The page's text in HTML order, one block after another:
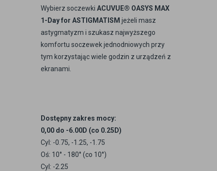
Wybierz soczewki ACUVUE® OASYS MAX
1-Day for ASTIGMATISM jeżeli masz
astygmatyzm i szukasz najwyższego
komfortu soczewek jednodniowych przy
tym korzystając wiele godzin z urządzeń z
ekranami.
Dostępny zakres mocy:
0,00 do -6.00D (co 0.25D)
Cyl: -0.75, -1.25, -1.75
Oś: 10° - 180° (co 10°)
Cyl: -2.25